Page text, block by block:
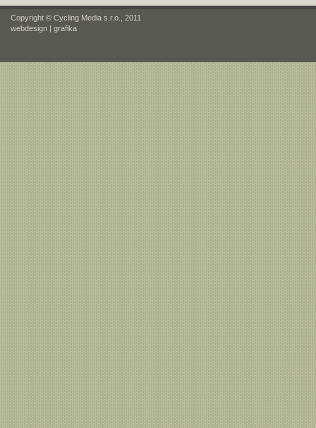
Copyright © Cycling Media s.r.o., 2011
webdesign | grafika